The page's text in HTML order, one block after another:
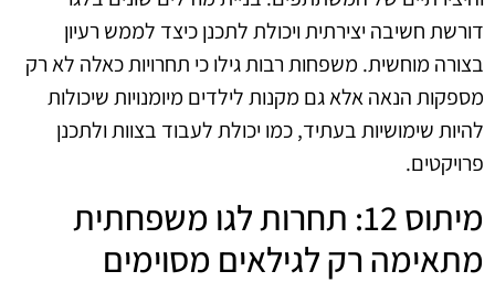
דורשת חשיבה יצירתית ויכולת לתכנן כיצד לממש רעיון
בצורה מוחשית. משפחות רבות גילו כי תחרויות כאלה לא רק
מספקות הנאה אלא גם מקנות לילדים מיומנויות שיכולות
להיות שימושיות בעתיד, כמו יכולת לעבוד בצוות ולתכנן
פרויקטים.
מיתוס 12: תחרות לגו משפחתית
מתאימה רק לגילאים מסוימים